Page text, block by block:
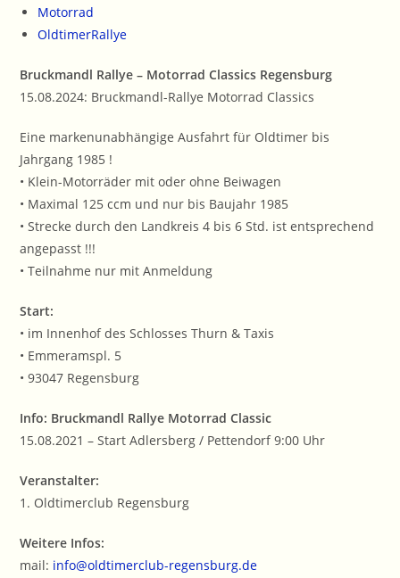
Motorrad
OldtimerRallye
Bruckmandl Rallye – Motorrad Classics Regensburg
15.08.2024: Bruckmandl-Rallye Motorrad Classics
Eine markenunabhängige Ausfahrt für Oldtimer bis
Jahrgang 1985 !
• Klein-Motorräder mit oder ohne Beiwagen
• Maximal 125 ccm und nur bis Baujahr 1985
• Strecke durch den Landkreis 4 bis 6 Std. ist entsprechend
angepasst !!!
• Teilnahme nur mit Anmeldung
Start:
• im Innenhof des Schlosses Thurn & Taxis
• Emmeramspl. 5
• 93047 Regensburg
Info: Bruckmandl Rallye Motorrad Classic
15.08.2021 – Start Adlersberg / Pettendorf 9:00 Uhr
Veranstalter:
1. Oldtimerclub Regensburg
Weitere Infos:
mail: info@oldtimerclub-regensburg.de